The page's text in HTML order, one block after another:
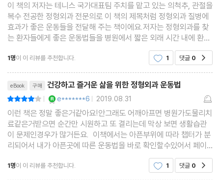
이 책의 저자는 테니스 국가대표팀 주치를 맡고 있는 의척추, 관절을
복수 전공한 정형외과 전문의로 이 책의 제목처럼 정형외과 질병에
효과가 좋은 운동들을 전달해 주는 책이에요.저자는 정형외과를 찾
는 환자들에게 좋은 운동법들을 병원에서 짧은 외래 시간 내에 환자
들에게 알려주기는 힘들어서, 정형외과 의사가 알려주는 운동법으
로 더욱 많은 환자들에게 건강하고 즐거운 삶을
1명이 이 리뷰를 추천합니다. 1 댓글 0
eBook 구매 건강하고 즐거운 삶을 위한 정형외과 운동법
| e*******6 | 2019.08.31
이런 책은 정말 좋은거같아요!안그래도 어깨아프면 병원가도물리치
료같은거받으면 순간만 시원하고 또 결리는데 막상 보면 생활습관
이 문제인경우가 많거든요. 이책에서는 아픈부위에 따라 챕터가 분
리되어서 내가 아픈곳에 따른 운동법을 바로 확인할수있어서 페이
지 찾기가 편합니다 그리고 그냥 스트레칭에대한 이론설명만이 아
닌 우리몸에대한 이해를 시키고 그다음 그 부위별로 통
1명이 이 리뷰를 추천합니다. 1 댓글 0